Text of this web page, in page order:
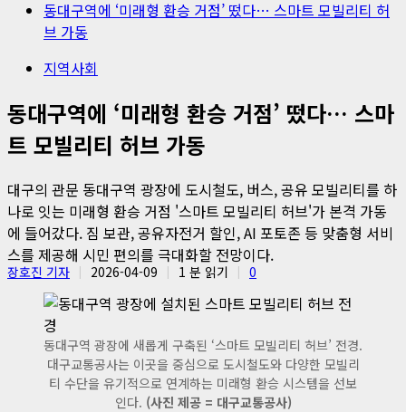
동대구역에 ‘미래형 환승 거점’ 떴다… 스마트 모빌리티 허
브 가동
지역사회
동대구역에 ‘미래형 환승 거점’ 떴다… 스마
트 모빌리티 허브 가동
대구의 관문 동대구역 광장에 도시철도, 버스, 공유 모빌리티를 하
나로 잇는 미래형 환승 거점 '스마트 모빌리티 허브'가 본격 가동
에 들어갔다. 짐 보관, 공유자전거 할인, AI 포토존 등 맞춤형 서비
스를 제공해 시민 편의를 극대화할 전망이다.
장호진 기자 2026-04-09 1 분 읽기 0
동대구역 광장에 새롭게 구축된 ‘스마트 모빌리티 허브’ 전경.
대구교통공사는 이곳을 중심으로 도시철도와 다양한 모빌리
티 수단을 유기적으로 연계하는 미래형 환승 시스템을 선보
인다. (사진 제공 = 대구교통공사)